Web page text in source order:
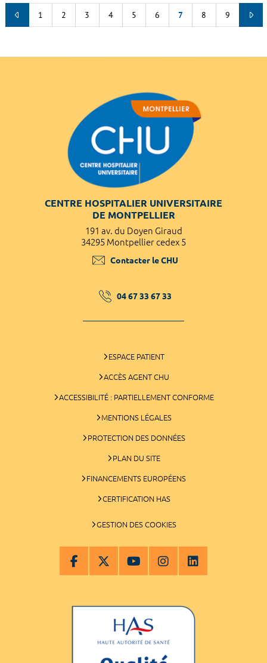
1 2 3 4 5 6 7 8 9
CENTRE HOSPITALIER UNIVERSITAIRE
DE MONTPELLIER
191 av. du Doyen Giraud
34295 Montpellier cedex 5
Contacter le CHU
04 67 33 67 33
ESPACE PATIENT
ACCÈS AGENT CHU
ACCESSIBILITÉ : PARTIELLEMENT CONFORME
MENTIONS LÉGALES
PROTECTION DES DONNÉES
PLAN DU SITE
FINANCEMENTS EUROPÉENS
CERTIFICATION HAS
GESTION DES COOKIES